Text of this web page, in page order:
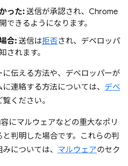
った:送信が承認され、Chrome
できるようになります。
合: 送信は拒否され、デベロッパ
されます。
伝える方法や、デベロッパーが
連絡する方法については、 デベ
覧ください。
にマルウェアなどの重大なポリ
判明した場合です。これらの判
については、 マルウェアのセク